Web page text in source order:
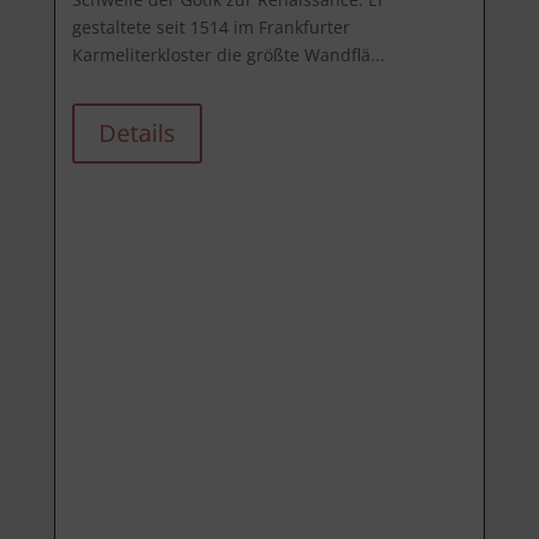
gestaltete seit 1514 im Frankfurter
Karmeliterkloster die größte Wandflä...
Details